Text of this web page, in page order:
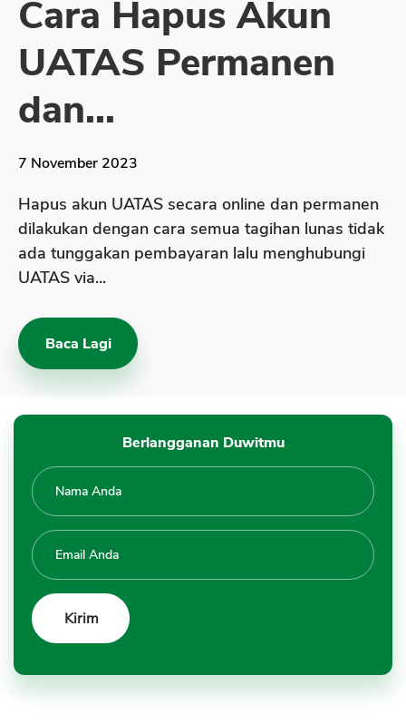
Sekuritas Saham
Bank Digital
Crypto
Assets Crypto
Asuransi Jiwa
Asuransi Kesehatan
Asuransi Syariah
Cara Hapus Akun
UATAS Permanen
dan...
7 November 2023
Hapus akun UATAS secara online dan permanen
dilakukan dengan cara semua tagihan lunas tidak
ada tunggakan pembayaran lalu menghubungi
UATAS via...
Baca Lagi
Berlangganan Duwitmu